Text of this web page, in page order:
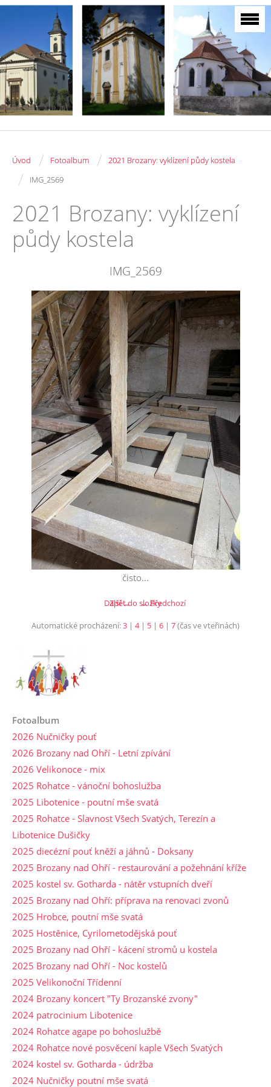
Úvod / Fotoalbum / 2021 Brozany: vyklízení půdy kostela
/ IMG_2569
2021 Brozany: vyklízení
půdy kostela
IMG_2569
čisto...
← Předchozí
Další →
Zpět do složky
Automatické procházení:3 | 4| 5 | 6 | 7(čas ve vteřinách)
Fotoalbum
2026 Nučničky pouť
2026 Brozany nad Ohří - Letní zpívání
2026 Velikonoce - mix
2025 Rohatce - vánoční bohoslužba
2025 Libotenice - poutní mše svatá
2025 Rohatce - Slavnost Všech Svatých, Terezín a
Libotenice Dušičky
2025 diecézní pouť kněží a jáhnů - Doksany
2025 Brozany nad Ohří - restaurování a požehnání kříže
2025 kostel sv. Gotharda - nátěr vstupních dveří
2025 Brozany nad Ohří: příprava na renovaci zvonů
2025 Hrobce, poutní mše svatá
2025 Hostěnice, Cyrilometodějská pouť
2025 Brozany nad Ohří - kácení stromů u kostela
2025 Brozany nad Ohří - Noc kostelů
2025 Velikonoční Třídenní
2024 Brozany koncert "Ty Brozanské zvony"
2024 patrocinium Libotenice
2024 Rohatce agape po bohoslužbě
2024 Rohatce nové posvěcení kaple Všech Svatých
2024 kostel sv. Gotharda - údržba
2024 Nučničky poutní mše svatá